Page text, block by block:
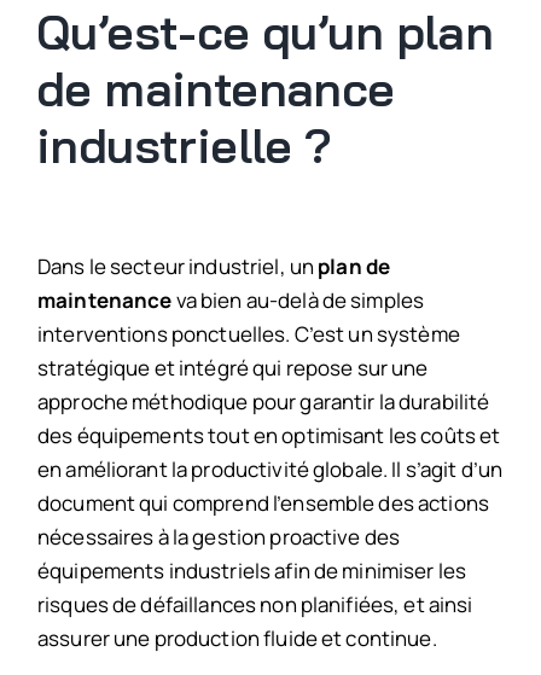
Qu’est-ce qu’un plan
de maintenance
industrielle ?
Dans le secteur industriel, un plan de
maintenanceva bien au-delà de simples
interventions ponctuelles. C’est un système
stratégique et intégré qui repose sur une
approche méthodique pour garantir la durabilité
des équipements tout en optimisant les coûts et
en améliorant la productivité globale. Il s’agit d’un
document qui comprend l’ensemble des actions
nécessaires à la gestion proactive des
équipements industriels afin de minimiser les
risques de défaillances non planifiées, et ainsi
assurer une production fluide et continue.